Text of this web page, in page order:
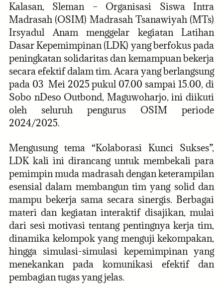
Kalasan, Sleman – Organisasi Siswa Intra
Madrasah (OSIM) Madrasah Tsanawiyah (MTs)
Irsyadul Anam menggelar kegiatan Latihan
Dasar Kepemimpinan (LDK) yang berfokus pada
peningkatan solidaritas dan kemampuan bekerja
secara efektif dalam tim. Acara yang berlangsung
pada 03 Mei 2025 pukul 07.00 sampai 15.00, di
Sobo nDeso Outbond, Maguwoharjo, ini diikuti
oleh seluruh pengurus OSIM periode
2024/2025.
Mengusung tema “Kolaborasi Kunci Sukses”,
LDK kali ini dirancang untuk membekali para
pemimpin muda madrasah dengan keterampilan
esensial dalam membangun tim yang solid dan
mampu bekerja sama secara sinergis. Berbagai
materi dan kegiatan interaktif disajikan, mulai
dari sesi motivasi tentang pentingnya kerja tim,
dinamika kelompok yang menguji kekompakan,
hingga simulasi-simulasi kepemimpinan yang
menekankan pada komunikasi efektif dan
pembagian tugas yang jelas.